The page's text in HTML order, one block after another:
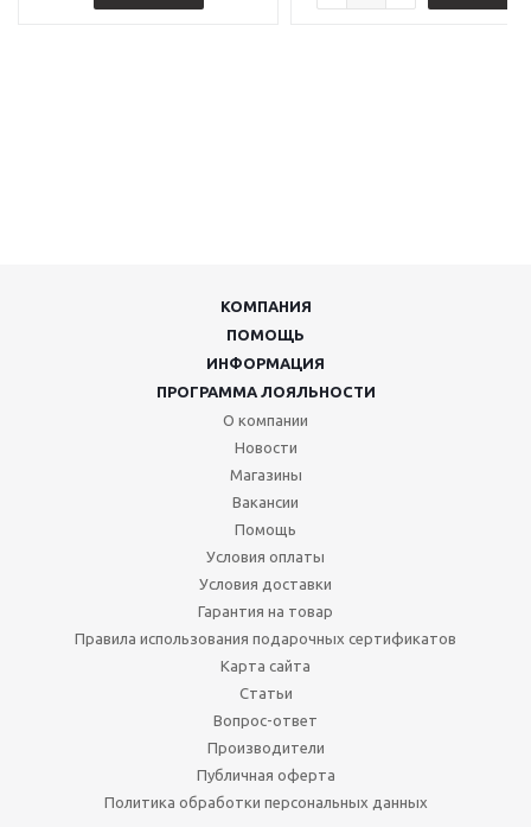
КОМПАНИЯ
ПОМОЩЬ
ИНФОРМАЦИЯ
ПРОГРАММА ЛОЯЛЬНОСТИ
О компании
Новости
Магазины
Вакансии
Помощь
Условия оплаты
Условия доставки
Гарантия на товар
Правила использования подарочных сертификатов
Карта сайта
Статьи
Вопрос-ответ
Производители
Публичная оферта
Политика обработки персональных данных